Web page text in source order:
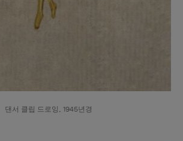
댄서 클립 드로잉, 1945년경